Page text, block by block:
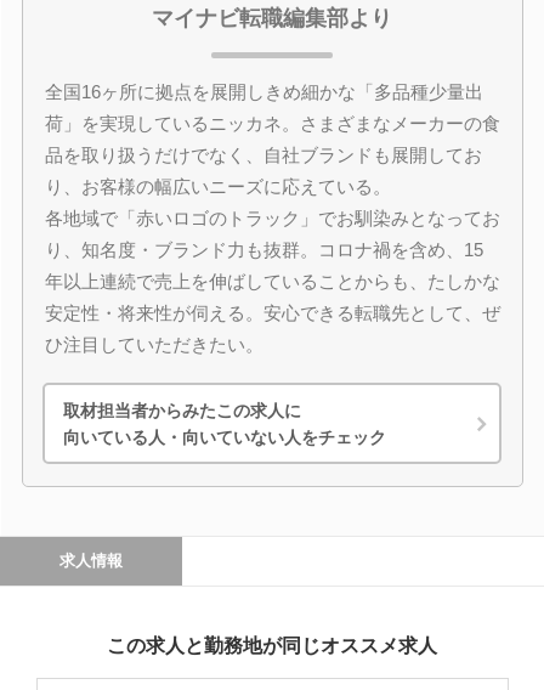
マイナビ転職編集部より
全国16ヶ所に拠点を展開しきめ細かな「多品種少量出
荷」を実現しているニッカネ。さまざまなメーカーの食
品を取り扱うだけでなく、自社ブランドも展開してお
り、お客様の幅広いニーズに応えている。
各地域で「赤いロゴのトラック」でお馴染みとなってお
り、知名度・ブランド力も抜群。コロナ禍を含め、15
年以上連続で売上を伸ばしていることからも、たしかな
安定性・将来性が伺える。安心できる転職先として、ぜ
ひ注目していただきたい。
取材担当者からみたこの求人に
向いている人・向いていない人をチェック
求人情報
この求人と勤務地が同じオススメ求人